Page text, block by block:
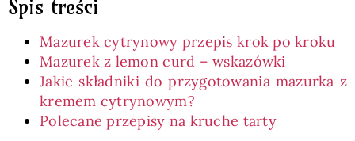
Spis treści
Mazurek cytrynowy przepis krok po kroku
Mazurek z lemon curd – wskazówki
Jakie składniki do przygotowania mazurka z
kremem cytrynowym?
Polecane przepisy na kruche tarty